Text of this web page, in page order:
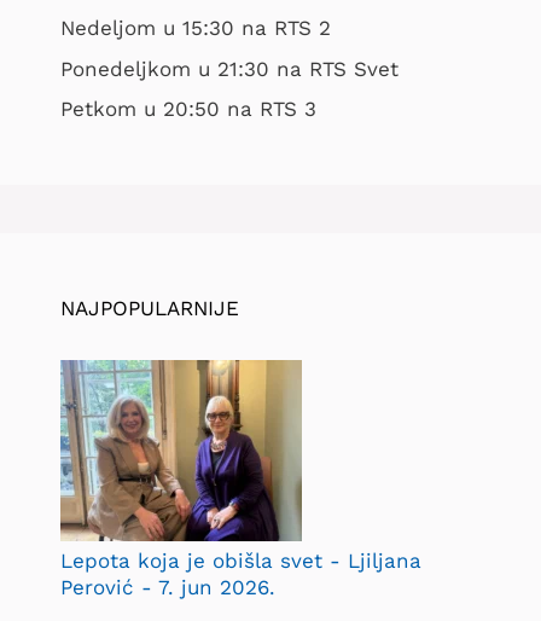
Nedeljom u 15:30 na RTS 2
Ponedeljkom u 21:30 na RTS Svet
Petkom u 20:50 na RTS 3
NAJPOPULARNIJE
Lepota koja je obišla svet - Ljiljana
Perović - 7. jun 2026.